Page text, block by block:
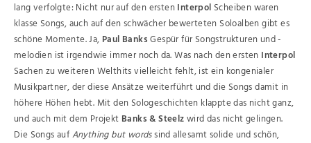
lang verfolgte: Nicht nur auf den erstenInterpol Scheiben waren
klasse Songs, auch auf den schwächer bewerteten Soloalben gibt es
schöne Momente. Ja, Paul BanksGespür für Songstrukturen und -
melodien ist irgendwie immer noch da. Was nach den ersten Interpol
Sachen zu weiteren Welthits vielleicht fehlt, ist ein kongenialer
Musikpartner, der diese Ansätze weiterführt und die Songs damit in
höhere Höhen hebt. Mit den Sologeschichten klappte das nicht ganz,
und auch mit dem Projekt Banks & Steelzwird das nicht gelingen.
Die Songs aufAnything but wordssind allesamt solide und schön,